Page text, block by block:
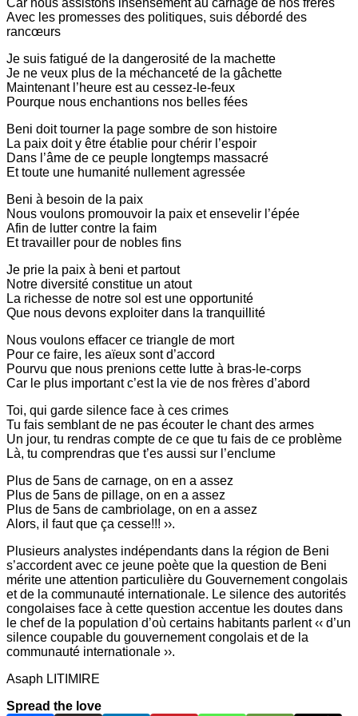
Avec les promesses des politiques, suis débordé des
rancœurs
Je suis fatigué de la dangerosité de la machette
Je ne veux plus de la méchanceté de la gâchette
Maintenant l’heure est au cessez-le-feux
Pourque nous enchantions nos belles fées
Beni doit tourner la page sombre de son histoire
La paix doit y être établie pour chérir l’espoir
Dans l’âme de ce peuple longtemps massacré
Et toute une humanité nullement agressée
Beni à besoin de la paix
Nous voulons promouvoir la paix et ensevelir l’épée
Afin de lutter contre la faim
Et travailler pour de nobles fins
Je prie la paix à beni et partout
Notre diversité constitue un atout
La richesse de notre sol est une opportunité
Que nous devons exploiter dans la tranquillité
Nous voulons effacer ce triangle de mort
Pour ce faire, les aïeux sont d’accord
Pourvu que nous prenions cette lutte à bras-le-corps
Car le plus important c’est la vie de nos frères d’abord
Toi, qui garde silence face à ces crimes
Tu fais semblant de ne pas écouter le chant des armes
Un jour, tu rendras compte de ce que tu fais de ce problème
Là, tu comprendras que t’es aussi sur l’enclume
Plus de 5ans de carnage, on en a assez
Plus de 5ans de pillage, on en a assez
Plus de 5ans de cambriolage, on en a assez
Alors, il faut que ça cesse!!! ››.
Plusieurs analystes indépendants dans la région de Beni
s’accordent avec ce jeune poète que la question de Beni
mérite une attention particulière du Gouvernement congolais
et de la communauté internationale. Le silence des autorités
congolaises face à cette question accentue les doutes dans
le chef de la population d’où certains habitants parlent ‹‹ d’un
silence coupable du gouvernement congolais et de la
communauté internationale ››.
Asaph LITIMIRE
Spread the love